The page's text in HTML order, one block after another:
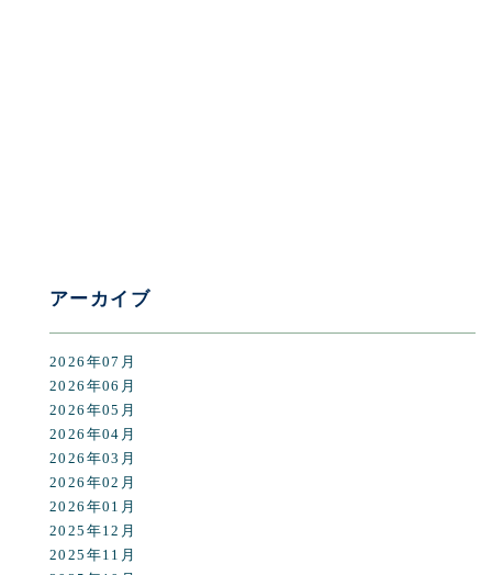
アーカイブ
2026年07月
2026年06月
2026年05月
2026年04月
2026年03月
2026年02月
2026年01月
2025年12月
2025年11月